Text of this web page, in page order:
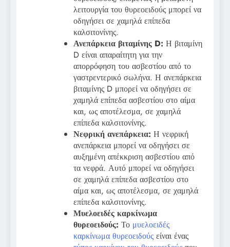
λειτουργία του θυρεοειδούς μπορεί να
οδηγήσει σε χαμηλά επίπεδα
καλσιτονίνης.
Ανεπάρκεια βιταμίνης D: Η βιταμίνη
D είναι απαραίτητη για την
απορρόφηση του ασβεστίου από το
γαστρεντερικό σωλήνα. Η ανεπάρκεια
βιταμίνης D μπορεί να οδηγήσει σε
χαμηλά επίπεδα ασβεστίου στο αίμα
και, ως αποτέλεσμα, σε χαμηλά
επίπεδα καλσιτονίνης.
Νεφρική ανεπάρκεια: Η νεφρική
ανεπάρκεια μπορεί να οδηγήσει σε
αυξημένη απέκκριση ασβεστίου από
τα νεφρά. Αυτό μπορεί να οδηγήσει
σε χαμηλά επίπεδα ασβεστίου στο
αίμα και, ως αποτέλεσμα, σε χαμηλά
επίπεδα καλσιτονίνης.
Μυελοειδές καρκίνωμα
θυρεοειδούς: Το μυελοειδές
καρκίνωμα θυρεοειδούςείναι ένας